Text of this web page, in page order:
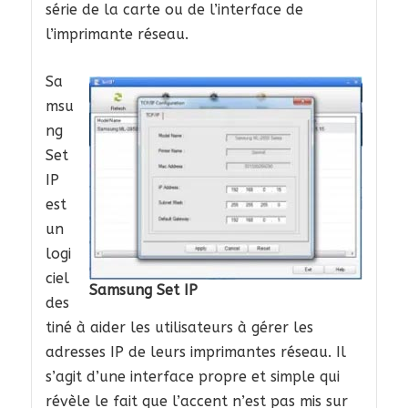
série de la carte ou de l’interface de
l’imprimante réseau.
Samsung Set IP
Sa
msu
ng
Set
IP
est
un
logi
ciel
des
tiné à aider les utilisateurs à gérer les
adresses IP de leurs imprimantes réseau. Il
s’agit d’une interface propre et simple qui
révèle le fait que l’accent n’est pas mis sur